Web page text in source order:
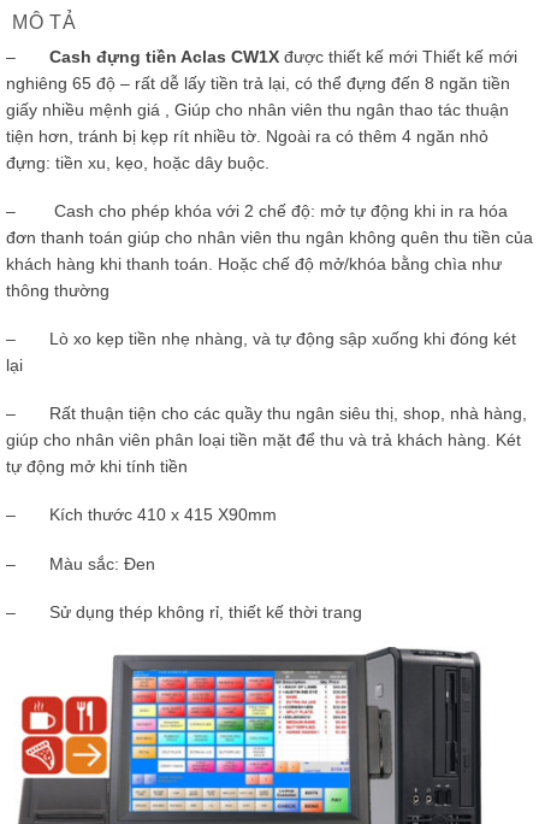
MÔ TẢ
– Cash đựng tiền Aclas CW1X được thiết kế mới Thiết kế mới
nghiêng 65 độ – rất dễ lấy tiền trả lại, có thể đựng đến 8 ngăn tiền
giấy nhiều mệnh giá , Giúp cho nhân viên thu ngân thao tác thuận
tiện hơn, tránh bị kẹp rít nhiều tờ. Ngoài ra có thêm 4 ngăn nhỏ
đựng: tiền xu, kẹo, hoặc dây buộc.
– Cash cho phép khóa với 2 chế độ: mở tự động khi in ra hóa
đơn thanh toán giúp cho nhân viên thu ngân không quên thu tiền của
khách hàng khi thanh toán. Hoặc chế độ mở/khóa bằng chìa như
thông thường
– Lò xo kẹp tiền nhẹ nhàng, và tự động sập xuống khi đóng két
lại
– Rất thuận tiện cho các quầy thu ngân siêu thị, shop, nhà hàng,
giúp cho nhân viên phân loại tiền mặt để thu và trả khách hàng. Két
tự động mở khi tính tiền
– Kích thước 410 x 415 X90mm
– Màu sắc: Đen
– Sử dụng thép không rỉ, thiết kế thời trang